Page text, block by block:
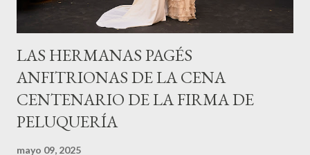
LAS HERMANAS PAGÉS
ANFITRIONAS DE LA CENA
CENTENARIO DE LA FIRMA DE
PELUQUERÍA
mayo 09, 2025